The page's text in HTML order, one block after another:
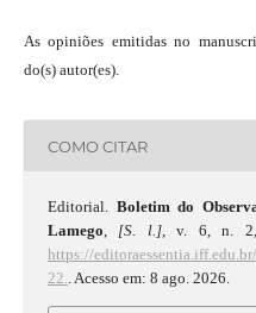
As opiniões emitidas no
do(s) autor(es).
COMO CITAR
Editorial. Boletim do
Lamego, [S. l.], v. 6, n.
https://
22.. Acesso em: 8 ago. 2026.